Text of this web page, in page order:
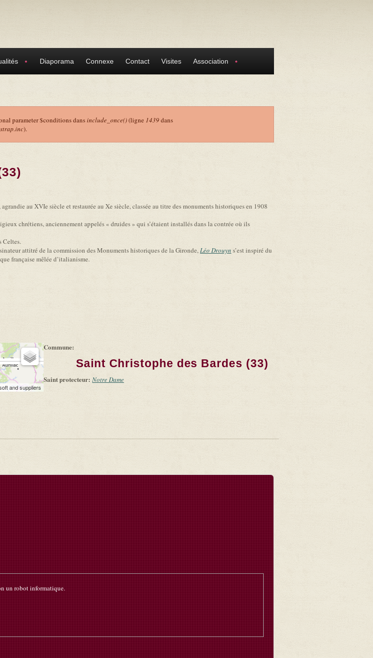
Diaporama Connexe Contact Visites Association
parameter $conditions dansinclude_once()(ligne 1439dans
).
au XVIe siècle et restaurée au Xe siècle, classée au titre des monuments historiques en 1908
chrétiens, anciennement appelés « druides » qui s’étaient installés dans la contrée où ils
Celtes.
attitré de la commission des Monuments historiques de la Gironde,Léo Drouyn s’est inspiré du
française mêlée d’italianisme.
and suppliers
Commune:
Saint Christophe des Bardes (33)
Saint protecteur: Notre Dame
un robot informatique.